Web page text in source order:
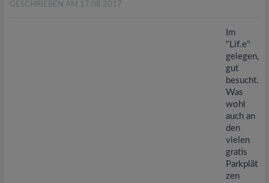
GESCHRIEBEN AM 17.08.2017
Im
"Lif.e"
gelegen,
gut
besucht.
Was
wohl
auch an
den
vielen
gratis
Parkplät
zen
t